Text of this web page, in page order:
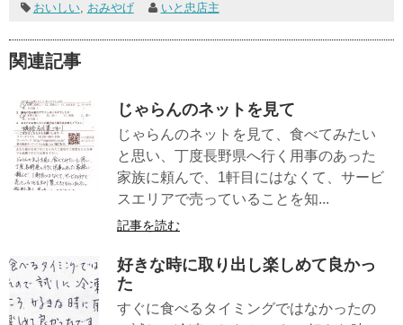
おいしい, おみやげ いと忠店主
関連記事
じゃらんのネットを見て
じゃらんのネットを見て、食べてみたい
と思い、丁度長野県へ行く用事のあった
家族に頼んで、1軒目にはなくて、サービ
スエリアで売っていることを知...
記事を読む
好きな時に取り出し楽しめて良かっ
た
すぐに食べるタイミングではなかったの